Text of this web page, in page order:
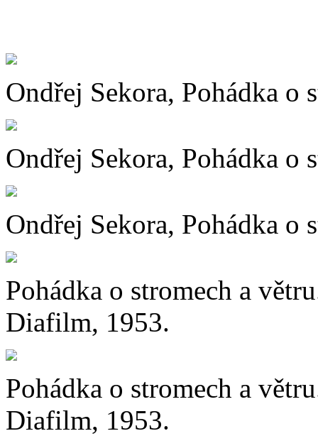
Ondřej Sekora, Pohádka o
Ondřej Sekora, Pohádka o
Ondřej Sekora, Pohádka o
Pohádka o stromech a
Diafilm, 1953.
Pohádka o stromech a
Diafilm, 1953.